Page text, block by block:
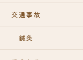
交通事故
鍼灸